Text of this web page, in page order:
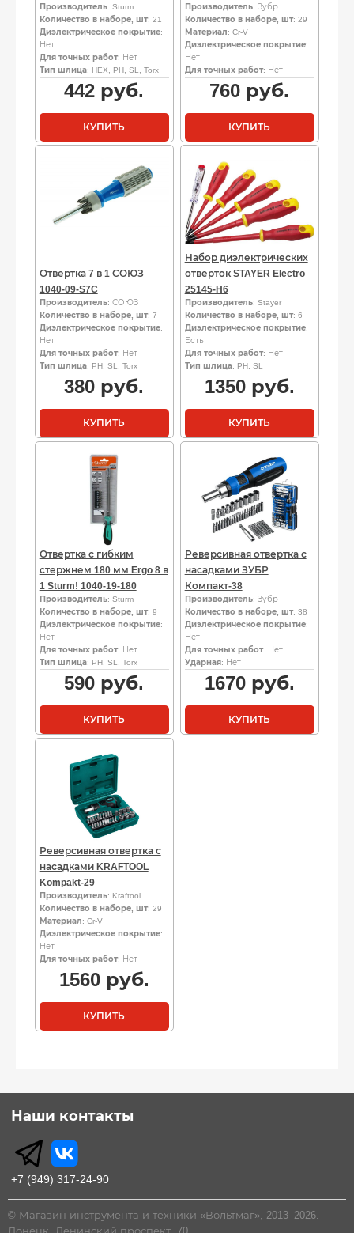
Производитель: Sturm
Количество в наборе, шт: 21
Диэлектрическое покрытие:
Нет
Для точных работ: Нет
Тип шлица: HEX, PH, SL, Torx
442 руб.
КУПИТЬ
Производитель: Зубр
Количество в наборе, шт: 29
Материал: Cr-V
Диэлектрическое покрытие:
Нет
Для точных работ: Нет
760 руб.
КУПИТЬ
Отвертка 7 в 1 СОЮЗ
1040-09-S7C
Производитель: СОЮЗ
Количество в наборе, шт: 7
Диэлектрическое покрытие:
Нет
Для точных работ: Нет
Тип шлица: PH, SL, Torx
380 руб.
КУПИТЬ
Набор диэлектрических
отверток STAYER Electro
25145-H6
Производитель: Stayer
Количество в наборе, шт: 6
Диэлектрическое покрытие:
Есть
Для точных работ: Нет
Тип шлица: PH, SL
1350руб.
КУПИТЬ
Отвертка с гибким
стержнем 180 мм Ergo 8 в
1 Sturm! 1040-19-180
Производитель: Sturm
Количество в наборе, шт: 9
Диэлектрическое покрытие:
Нет
Для точных работ: Нет
Тип шлица: PH, SL, Torx
590 руб.
КУПИТЬ
Реверсивная отвертка с
насадками ЗУБР
Компакт-38
Производитель: Зубр
Количество в наборе, шт: 38
Диэлектрическое покрытие:
Нет
Для точных работ: Нет
Ударная: Нет
1670руб.
КУПИТЬ
Реверсивная отвертка с
насадками KRAFTOOL
Kompakt-29
Производитель: Kraftool
Количество в наборе, шт: 29
Материал: Cr-V
Диэлектрическое покрытие:
Нет
Для точных работ: Нет
1560руб.
КУПИТЬ
Наши контакты
+7 (949) 317-24-90
© Магазин инструмента и техники «Вольтмаг», 2013–2026.